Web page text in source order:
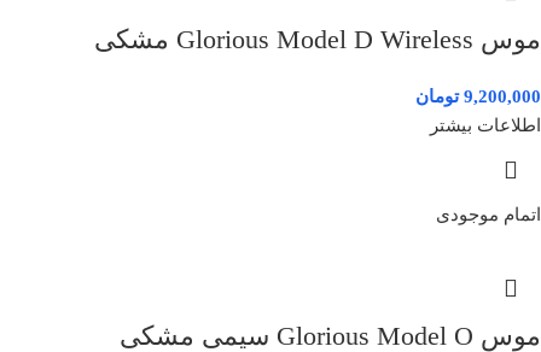
موس Glorious Model D Wireless مشکی
9,200,000 تومان
اطلاعات بیشتر
اتمام موجودی
موس Glorious Model O سیمی مشکی